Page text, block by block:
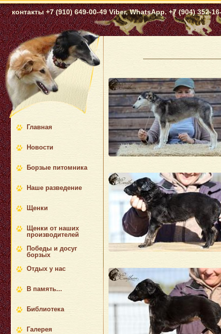
контакты +7 (910) 649-00-49 Viber, WhatsApp. +7 (904) 352-
Главная
Новости
Борзые питомника
Наше разведение
Щенки
Щенки от наших
производителей
Победы и досуг
борзых
Отдых у нас
В память...
Библиотека
Галерея